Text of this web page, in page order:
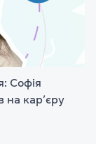
Софія
на кар’єру